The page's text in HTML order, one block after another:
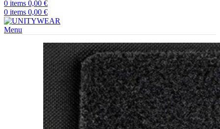
0 items 0,00 €
0 items 0,00 €
Menu